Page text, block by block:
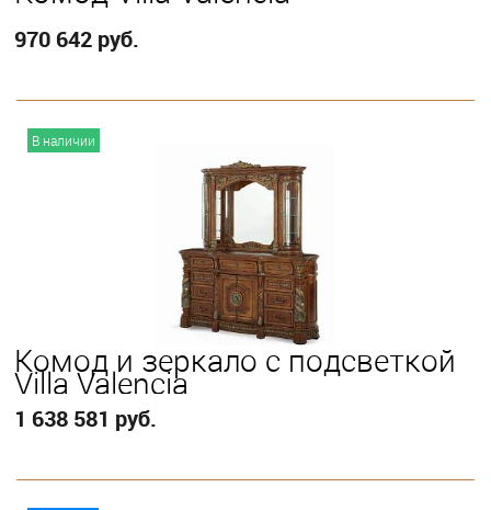
970 642 руб.
В наличии
Кoмод и зеркало с подсветкой
Villa Valencia
1 638 581 руб.